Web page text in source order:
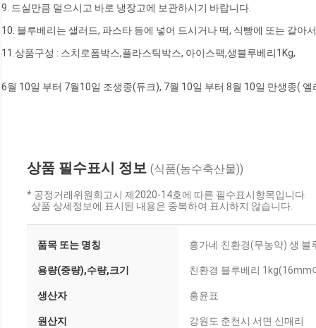
9. 드실만큼 덜으시고 바로 냉장고에 보관하시기 바랍니다.
10. 블루베리는 샐러드, 파스타 등에 넣어 드시거나 떡, 식빵에 또는 갈아
11.상품구성 : 스치로폼박스,플라스틱박스, 아이스팩,생블루베리1Kg,
6월 10일 부터 7월10일 조생종(듀크), 7월 10일 부터 8월 10일 만생종(
상품 필수표시 정보 (식품(농수축산물))
* 공정거래위원회고시 제2020-14호에 따른 필수표시항목입니다.
상품 상세정보에 표시된 내용은 중복하여 표시하지 않습니다.
품목 또는 명칭 홍가네 친환경(무농약) 생 블
용량(중량),수량,크기 친환경 블루베리 1kg(16mm
생산자 홍윤표
원산지 강원도 춘천시 서면 신매리